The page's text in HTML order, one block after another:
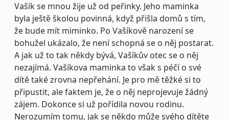
Vašík se mnou žije už od peřinky. Jeho maminka
byla ještě školou povinná, když přišla domů s tím,
že bude mít miminko. Po Vašíkově narození se
bohužel ukázalo, že není schopná se o něj postarat.
A jak už to tak někdy bývá, Vašíkův otec se o něj
nezajímá. Vašíkova maminka to však s péčí o své
dítě také zrovna nepřehání. Je pro mě těžké si to
připustit, ale faktem je, že o něj neprojevuje žádný
zájem. Dokonce si už pořídila novou rodinu.
Nerozumím tomu, jak se někdo může svého dítěte